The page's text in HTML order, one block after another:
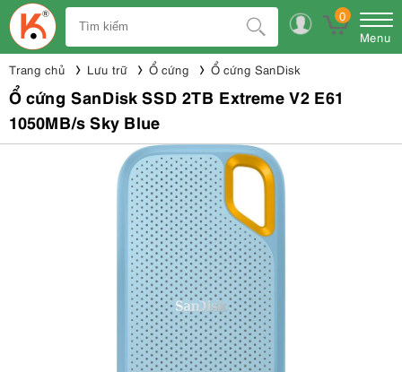
0
Menu
Trang chủ Lưu trữ Ổ cứng Ổ cứng SanDisk
Ổ cứng SanDisk SSD 2TB Extreme V2 E61
1050MB/s Sky Blue